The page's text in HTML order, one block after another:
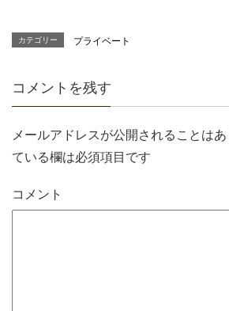
カテゴリー プライベート
コメントを残す
メールアドレスが公開されることはあ
ている欄は必須項目です
コメント